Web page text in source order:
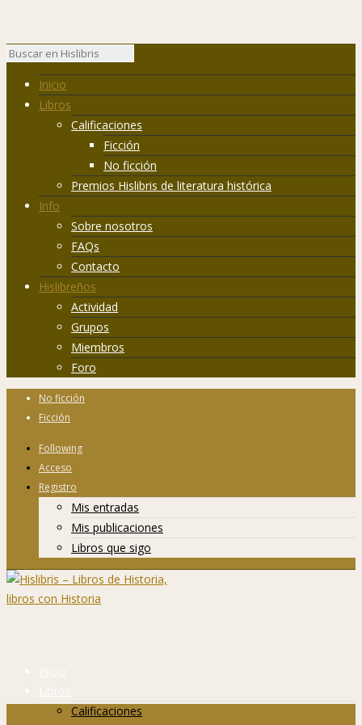
Inicio
Libros
Calificaciones
Ficción
No ficción
Premios Hislibris de literatura histórica
Info
Sobre nosotros
FAQs
Contacto
Hislibreños
Actividad
Grupos
Miembros
Foro
No ficción
Ficción
Following
Acceso
Registro
Mis entradas
Mis publicaciones
Libros que sigo
Inicio
Libros
Calificaciones